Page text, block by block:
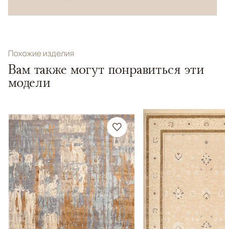
Похожие изделия
Вам также могут понравиться эти
модели